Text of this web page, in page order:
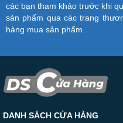
các bạn tham khảo trước khi
sản phẩm qua các trang
hàng mua sản phẩm.
DANH SÁCH CỬA HÀNG